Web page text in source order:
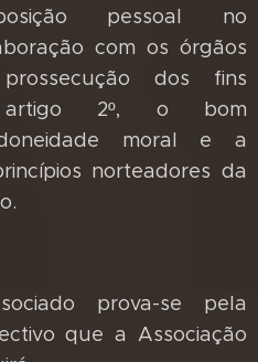
pessoal no
com os órgãos
dos fins
artigo 2º, o bom
moral e a
norteadores da
prova-se pela
que a Associação